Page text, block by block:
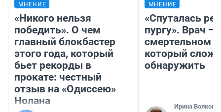
МНЕНИЕ
«Никого нельзя
победить». О чем
главный блокбастер
этого года, который
бьет рекорды в
прокате: честный
отзыв на «Одиссею»
Нолана
МНЕНИЕ
«Спуталась
пургу». Врач —
смертельном
который
обнаружить
Ирина Волкова